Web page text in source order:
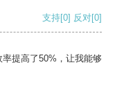
支持[0] 反对[0]
提高了50%，让我能够